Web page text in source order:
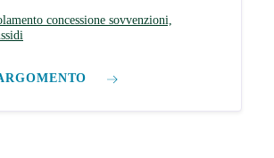
concessione sovvenzioni,